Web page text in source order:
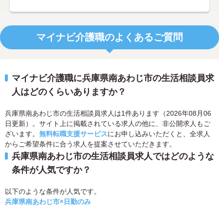
マイナビ介護職のよくあるご質問
マイナビ介護職に兵庫県南あわじ市の生活相談員求
人はどのくらいありますか？
兵庫県南あわじ市の生活相談員求人は1件あります（2026年08月06
日更新）。サイト上に掲載されている求人の他に、非公開求人もご
ざいます。 無料転職支援サービスにお申し込みいただくと、全求人
からご希望条件に合う求人を提案させていただきます。
兵庫県南あわじ市の生活相談員求人ではどのような
条件が人気ですか？
以下のような条件が人気です。
兵庫県南あわじ市×日勤のみ